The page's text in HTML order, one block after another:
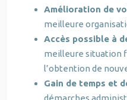
Amélioration de
meilleure
Accès possible à
meilleure situation
l’obtention de
Gain de temps et
démarches